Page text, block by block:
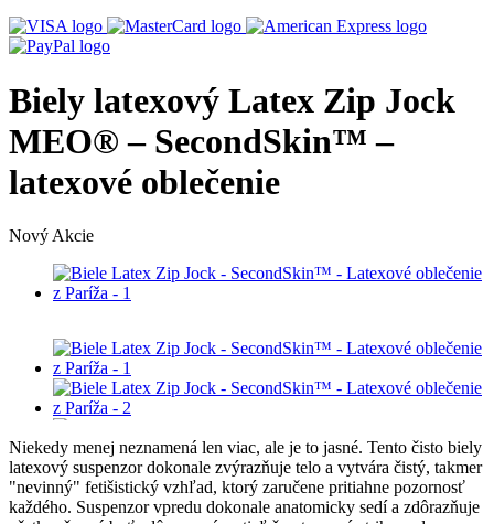
Biely latexový Latex Zip Jock
MEO® – SecondSkin™ –
latexové oblečenie
Nový Akcie
Niekedy menej neznamená len viac, ale je to jasné. Tento čisto biely
latexový suspenzor dokonale zvýrazňuje telo a vytvára čistý, takmer
"nevinný" fetišistický vzhľad, ktorý zaručene pritiahne pozornosť
každého. Suspenzor vpredu dokonale anatomicky sedí a zdôrazňuje